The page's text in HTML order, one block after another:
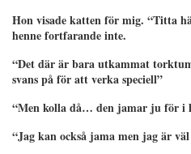
Hon visade katten för mig. “Titta
henne fortfarande inte.
“Det där är bara utkammat
svans på för att verka speciell”
“Men kolla då… den jamar ju för i
“Jag kan också jama men jag är